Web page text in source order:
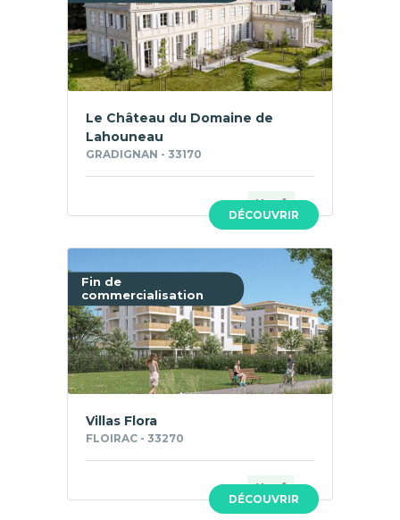
DÉCOUVRIR
Le Château du Domaine de
Lahouneau
GRADIGNAN - 33170
Neuf
Fin de
commercialisation
DÉCOUVRIR
Villas Flora
FLOIRAC - 33270
Neuf